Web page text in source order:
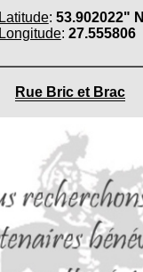
Latitude: 53.902022" N
Longitude: 27.555806
Rue Bric et Brac